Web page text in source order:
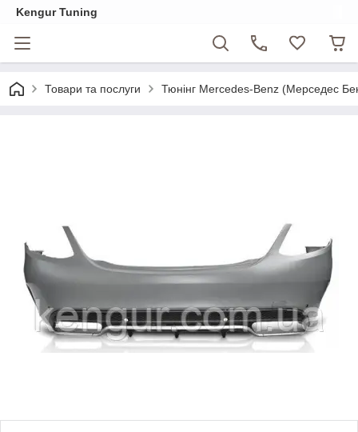
Kengur Tuning
Товари та послуги Тюнінг Mercedes-Benz (Мерседес